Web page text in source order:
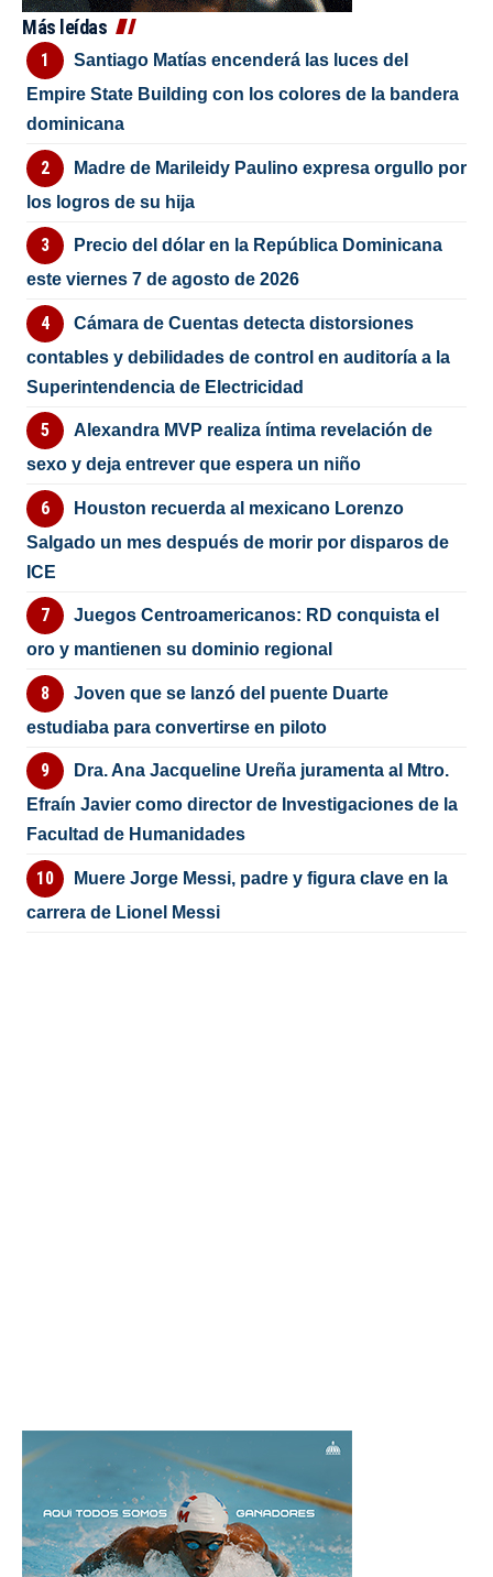
Más leídas
Santiago Matías encenderá las luces del
Empire State Building con los colores de la bandera
dominicana
Madre de Marileidy Paulino expresa orgullo por
los logros de su hija
Precio del dólar en la República Dominicana
este viernes 7 de agosto de 2026
Cámara de Cuentas detecta distorsiones
contables y debilidades de control en auditoría a la
Superintendencia de Electricidad
Alexandra MVP realiza íntima revelación de
sexo y deja entrever que espera un niño
Houston recuerda al mexicano Lorenzo
Salgado un mes después de morir por disparos de
ICE
Juegos Centroamericanos: RD conquista el
oro y mantienen su dominio regional
Joven que se lanzó del puente Duarte
estudiaba para convertirse en piloto
Dra. Ana Jacqueline Ureña juramenta al Mtro.
Efraín Javier como director de Investigaciones de la
Facultad de Humanidades
Muere Jorge Messi, padre y figura clave en la
carrera de Lionel Messi